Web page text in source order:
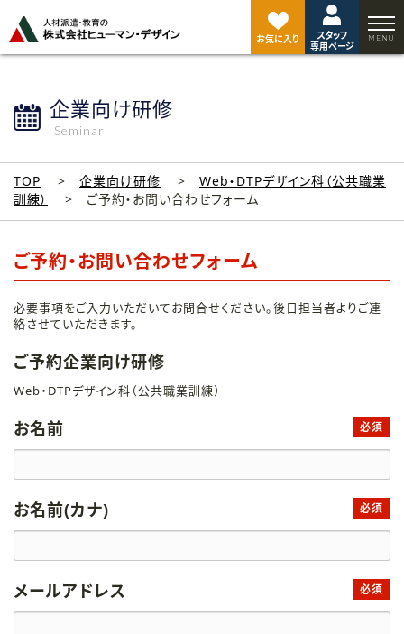
お気に入り
スタッフ
専用ページ
企業向け研修
Seminar
TOP 企業向け研修
Web・DTPデザイン科（公共職業
訓練）
ご予約・お問い合わせフォーム
ご予約・お問い合わせフォーム
必要事項をご入力いただいてお問合せください。後日担当者よりご連
絡させていただきます。
ご予約企業向け研修
Web・DTPデザイン科（公共職業訓練）
お名前 必須
お名前(カナ) 必須
メールアドレス 必須
ジ
ト